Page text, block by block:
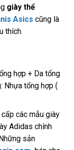
giày thể
Asics cũng là
thích.
hợp + Da tổng
Nhựa tổng hợp (
các mẫu giày
Adidas chính
sản